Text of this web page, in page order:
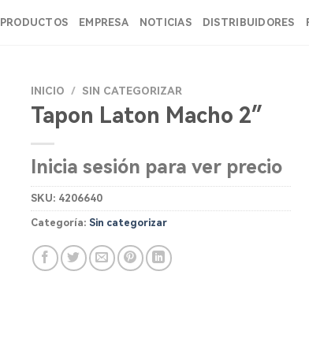
PRODUCTOS EMPRESA NOTICIAS DISTRIBUIDORES
INICIO / SIN CATEGORIZAR
Tapon Laton Macho 2″
Inicia sesión para ver precio
SKU: 4206640
Categoría: Sin categorizar